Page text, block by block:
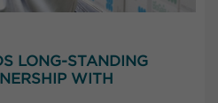
LONG-STANDING
WITH